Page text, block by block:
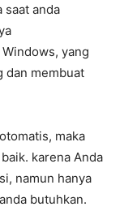
saat anda
yang
dan membuat
maka
karena Anda
namun hanya
butuhkan.